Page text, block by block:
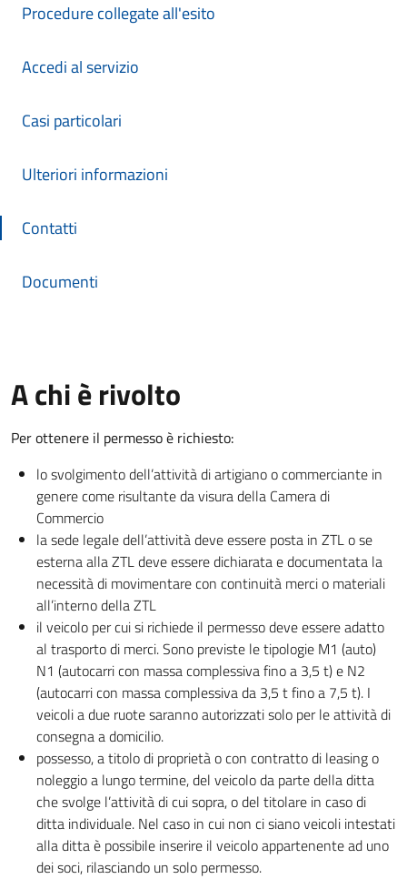
Procedure collegate all'esito
Accedi al servizio
Casi particolari
Ulteriori informazioni
Contatti
Documenti
A chi è rivolto
Per ottenere il permesso è richiesto:
lo svolgimento dell’attività di artigiano o commerciante in
genere come risultante da visura della Camera di
Commercio
la sede legale dell’attività deve essere posta in ZTL o se
esterna alla ZTL deve essere dichiarata e documentata la
necessità di movimentare con continuità merci o materiali
all’interno della ZTL
il veicolo per cui si richiede il permesso deve essere adatto
al trasporto di merci. Sono previste le tipologie M1 (auto)
N1 (autocarri con massa complessiva fino a 3,5 t) e N2
(autocarri con massa complessiva da 3,5 t fino a 7,5 t). I
veicoli a due ruote saranno autorizzati solo per le attività di
consegna a domicilio.
possesso, a titolo di proprietà o con contratto di leasing o
noleggio a lungo termine, del veicolo da parte della ditta
che svolge l’attività di cui sopra, o del titolare in caso di
ditta individuale. Nel caso in cui non ci siano veicoli intestati
alla ditta è possibile inserire il veicolo appartenente ad uno
dei soci, rilasciando un solo permesso.